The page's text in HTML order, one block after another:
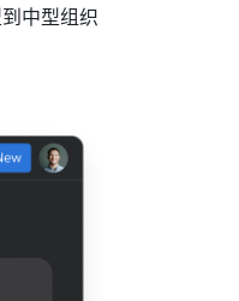
中型组织